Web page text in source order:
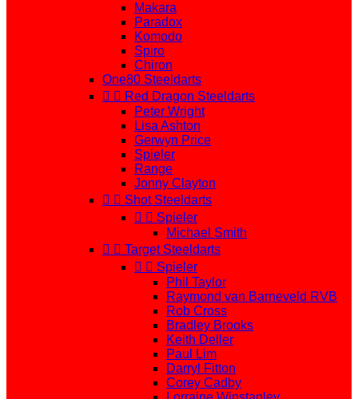
Makara
Paradox
Komodo
Spiro
Chiron
One80 Steeldarts
  Red Dragon Steeldarts
Peter Wright
Lisa Ashton
Gerwyn Price
Spieler
Range
Jonny Clayton
  Shot Steeldarts
  Spieler
Michael Smith
  Target Steeldarts
  Spieler
Phil Taylor
Raymond van Barneveld RVB
Rob Cross
Bradley Brooks
Keith Deller
Paul Lim
Darryl Fitton
Corey Cadby